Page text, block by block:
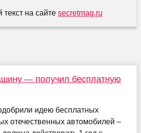
на сайте secretmag.ru
— получил бесплатную
идею бесплатных
отечественных автомобилей –